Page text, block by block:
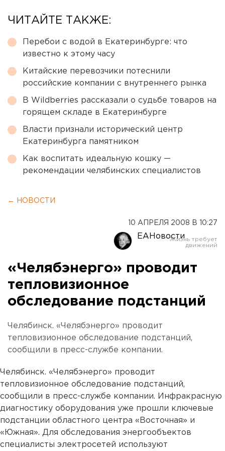
ЧИТАЙТЕ ТАКЖЕ:
Перебои с водой в Екатеринбурге: что
известно к этому часу
Китайские перевозчики потеснили
российские компании с внутреннего рынка
В Wildberries рассказали о судьбе товаров на
горящем складе в Екатеринбурге
Власти признали исторический центр
Екатеринбурга памятником
Как воспитать идеальную кошку —
рекомендации челябинских специалистов
← НОВОСТИ
10 АПРЕЛЯ 2008 В 10:27
ЕАНовости
«Челябэнерго» проводит
тепловизионное
обследование подстанций
Челябинск. «Челябэнерго» проводит
тепловизионное обследование подстанций,
сообщили в пресс-службе компании.
Челябинск. «Челябэнерго» проводит
тепловизионное обследование подстанций,
сообщили в пресс-службе компании. Инфракрасную
диагностику оборудования уже прошли ключевые
подстанции областного центра «Восточная» и
«Южная». Для обследования энергообъектов
специалисты электросетей используют